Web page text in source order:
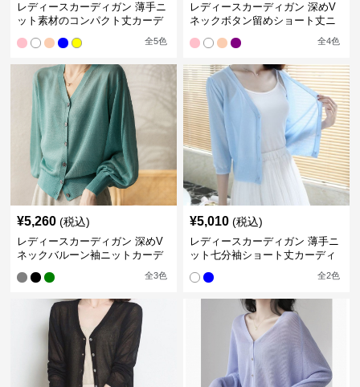
レディースカーディガン 薄手ニ
ット素材のコンパクト丈カーデ
全5色
レディースカーディガン 深めV
ネックボタン留めショート丈ニ
全4色
¥5,260 (税込)
レディースカーディガン 深めV
ネックバルーン袖ニットカーデ
全3色
¥5,010 (税込)
レディースカーディガン 薄手ニ
ット七分袖ショート丈カーディ
全2色